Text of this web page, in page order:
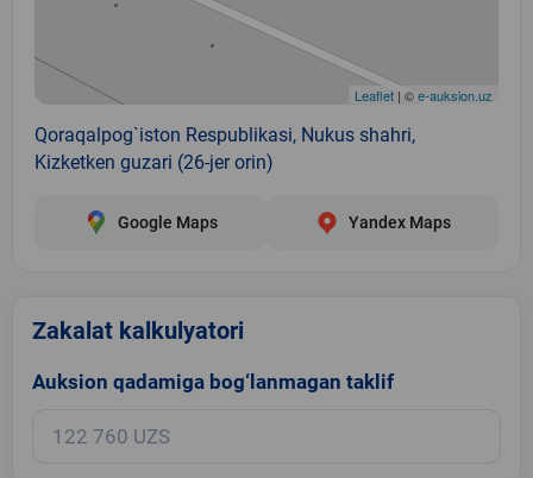
Leaflet | ©e-auksion.uz
Qoraqalpog`iston Respublikasi, Nukus shahri,
Kizketken guzari (26-jer orin)
Google Maps Yandex Maps
Zakalat kalkulyatori
Auksion qadamiga bog‘lanmagan taklif